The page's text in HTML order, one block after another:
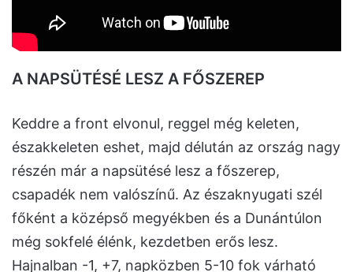
A NAPSÜTÉSÉ LESZ A FŐSZEREP
Keddre a front elvonul, reggel még keleten,
északkeleten eshet, majd délután az ország nagy
részén már a napsütésé lesz a főszerep,
csapadék nem valószínű. Az északnyugati szél
főként a középső megyékben és a Dunántúlon
még sokfelé élénk, kezdetben erős lesz.
Hajnalban -1, +7, napközben 5-10 fok várható